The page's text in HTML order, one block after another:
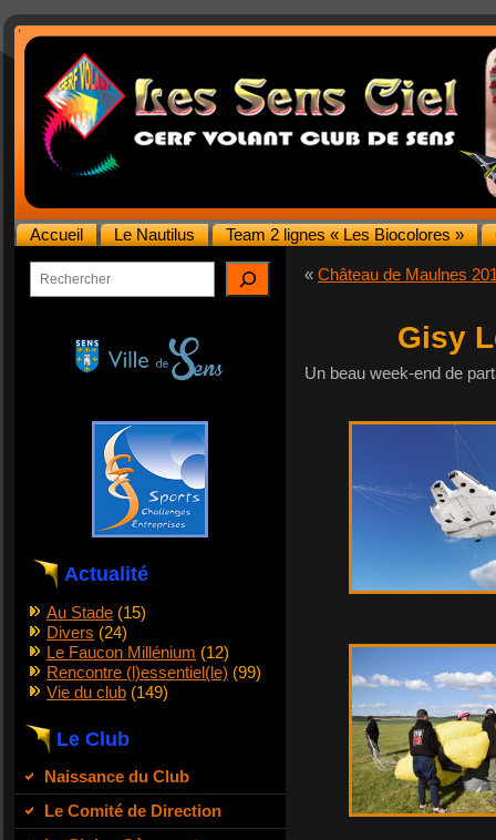
Accueil Le Nautilus Team 2 lignes « Les Biocolores »
Rechercher
Actualité
Au Stade (15)
Divers (24)
Le Faucon Millénium (12)
Rencontre (l)essentiel(le) (99)
Vie du club (149)
Le Club
Naissance du Club
Le Comité de Direction
« Château de Maulnes
Gisy
Un beau week-end de